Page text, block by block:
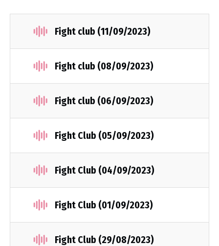
Fight club (11/09/2023)
Fight club (08/09/2023)
Fight club (06/09/2023)
Fight Club (05/09/2023)
Fight Club (04/09/2023)
Fight Club (01/09/2023)
Fight Club (29/08/2023)